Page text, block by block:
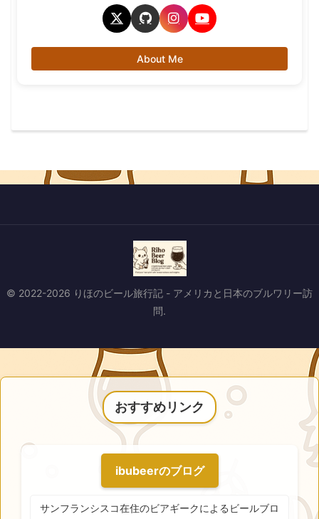
About Me
© 2022-2026 りほのビール旅行記 - アメリカと日本のブルワリー訪
問.
おすすめリンク
ibubeerのブログ
サンフランシスコ在住のビアギークによるビールブロ